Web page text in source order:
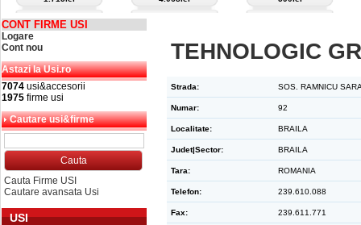
CONT FIRME USI
Logare
Cont nou
Astazi la Usi.ro
7074 usi&accesorii
1975 firme usi
Cautare usi&firme
Cauta Firme USI
Cautare avansata Usi
USI
TEHNOLOGIC
Strada: SOS. RAMNICU
Numar: 92
Localitate: BRAILA
Judet|Sector: BRAILA
Tara: ROMANIA
Telefon: 239.610.088
Fax: 239.611.771